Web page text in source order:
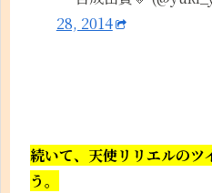
28, 2014
続いて、天使リリエルのツ
う。